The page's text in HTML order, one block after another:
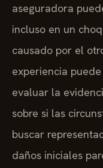
aseguradora
incluso en un
causado por el
experiencia
evaluar la
sobre si las
buscar
daños iniciales